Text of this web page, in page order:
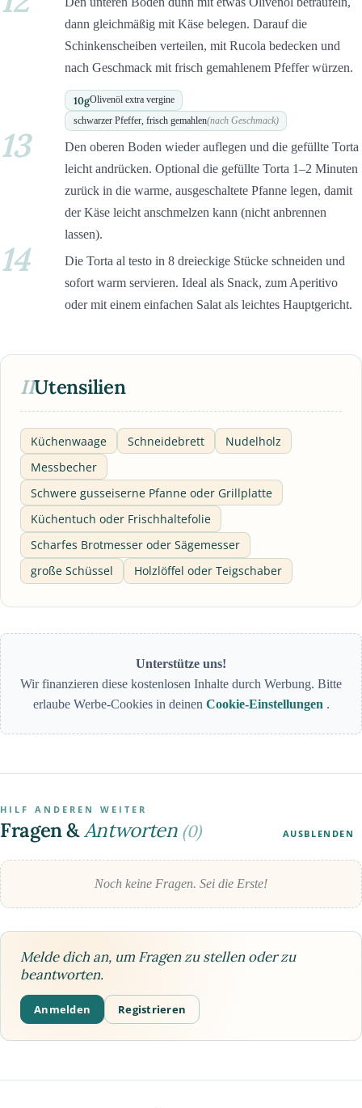
dann gleichmäßig mit Käse belegen. Darauf die
Schinkenscheiben verteilen, mit Rucola bedecken und
nach Geschmack mit frisch gemahlenem Pfeffer würzen.
10gOlivenöl extra vergine
schwarzer Pfeffer, frisch gemahlen(nach Geschmack)
13
Den oberen Boden wieder auflegen und die gefüllte Torta
leicht andrücken. Optional die gefüllte Torta 1–2 Minuten
zurück in die warme, ausgeschaltete Pfanne legen, damit
der Käse leicht anschmelzen kann (nicht anbrennen
lassen).
14
Die Torta al testo in 8 dreieckige Stücke schneiden und
sofort warm servieren. Ideal als Snack, zum Aperitivo
oder mit einem einfachen Salat als leichtes Hauptgericht.
IIUtensilien
Küchenwaage Schneidebrett
Nudelholz
Messbecher
Schwere gusseiserne Pfanne oder Grillplatte
Küchentuch oder Frischhaltefolie
Scharfes Brotmesser oder Sägemesser
große Schüssel
Holzlöffel oder Teigschaber
Unterstütze uns!
Wir finanzieren diese kostenlosen Inhalte durch Werbung. Bitte
erlaube Werbe-Cookies in deinen Cookie-Einstellungen .
HILF ANDEREN WEITER
Fragen &Antworten (0) AUSBLENDEN
Noch keine Fragen. Sei die Erste!
Melde dich an, um Fragen zu stellen oder zu
beantworten.
Anmelden Registrieren